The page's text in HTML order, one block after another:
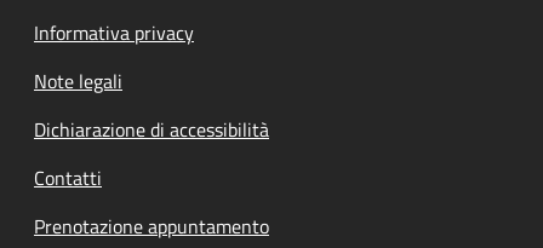
Informativa privacy
Note legali
Dichiarazione di accessibilità
Contatti
Prenotazione appuntamento